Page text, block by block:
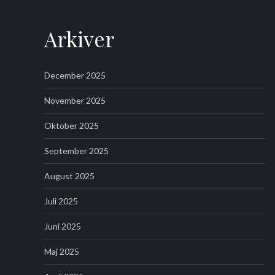
Arkiver
December 2025
November 2025
Oktober 2025
September 2025
August 2025
Juli 2025
Juni 2025
Maj 2025